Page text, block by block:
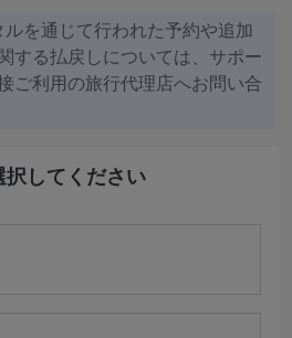
を通じて行われた予約や追加
する払戻しについては、サポー
ご利用の旅行代理店へお問い合
択してください